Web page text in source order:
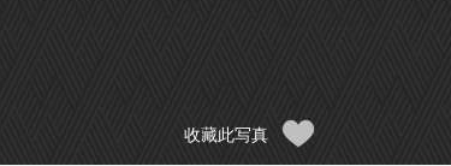
收藏此写真